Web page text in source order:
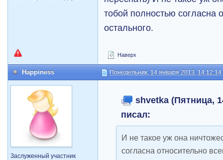
тобой полностью согласна
остального.
Наверх
Happiness Понедельник, 14 января 2013, 14:12:14
Заслуженный участник
shvetka (Пятница,
писал:
И не такое уж она
согласна относительно